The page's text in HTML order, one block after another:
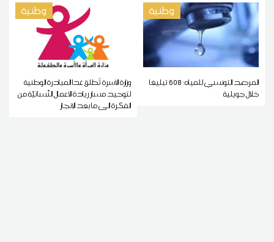
وطنية
المرصد التونسي للمياه: 608 تبليغا
خلال جويلية
وطنية
وزارة الأسرة تُطلق غدا المبادرة الوطنية
لتوحيد مسار ريادة الأعمال النّسائيّة من
الفكرة إلى ما بعد الإنجاز